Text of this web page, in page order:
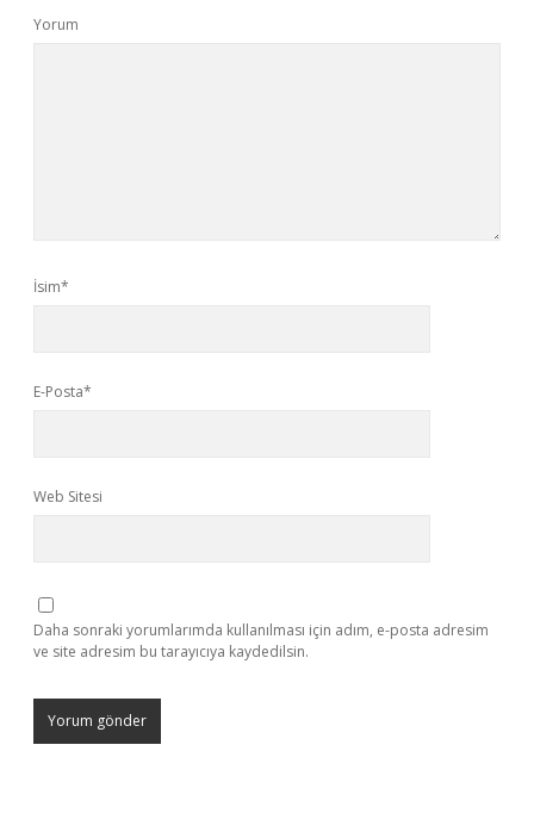
Yorum
İsim*
E-Posta*
Web Sitesi
Daha sonraki yorumlarımda kullanılması için adım, e-posta adresim
ve site adresim bu tarayıcıya kaydedilsin.